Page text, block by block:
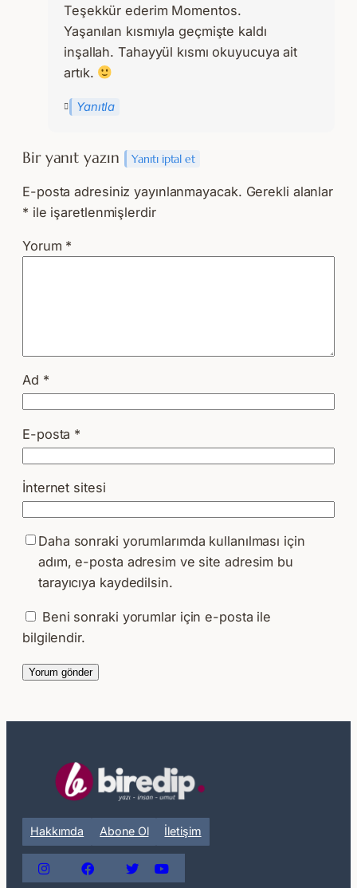
Teşekkür ederim Momentos.
Yaşanılan kısmıyla geçmişte kaldı
inşallah. Tahayyül kısmı okuyucuya ait
artık.
Yanıtla
Bir yanıt yazın Yanıtı iptal et
E-posta adresiniz yayınlanmayacak. Gerekli alanlar
* ile işaretlenmişlerdir
Yorum *
Ad *
E-posta *
İnternet sitesi
Daha sonraki yorumlarımda kullanılması için
adım, e-posta adresim ve site adresim bu
tarayıcıya kaydedilsin.
Beni sonraki yorumlar için e-posta ile
bilgilendir.
Hakkımda Abone Ol İletişim